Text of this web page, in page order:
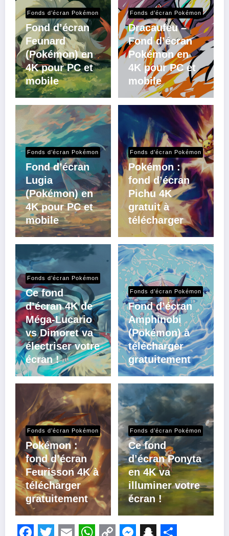
Fonds d’écran Pokémon
Fond d’écran
Feunard
(Pokémon) en
4K pour PC et
mobile
Fonds d’écran Pokémon
Dracaufeu –
Fond d’écran
Pokémon en
4K pour PC et
mobile
Fonds d’écran Pokémon
Fond d’écran
Lugia
(Pokémon) en
4K pour PC et
mobile
Fonds d’écran Pokémon
Pokémon :
fond d’écran
Pichu 4K
gratuit à
télécharger
Fonds d’écran Pokémon
Ce fond
d’écran 4K de
Méga-Lucario
vs Dimoret va
électriser votre
écran !
Fonds d’écran Pokémon
Fond d’écran
Amphinobi
(Pokémon) à
télécharger
gratuitement
Fonds d’écran Pokémon
Pokémon :
fond d’écran
Feurisson 4K à
télécharger
gratuitement
Fonds d’écran Pokémon
Ce fond
d’écran Ponyta
en 4K va
illuminer votre
écran !